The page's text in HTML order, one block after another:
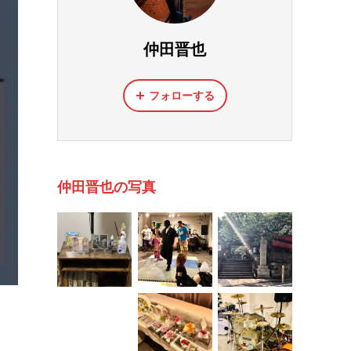
仲田晋也
フォローする
仲田晋也の写真